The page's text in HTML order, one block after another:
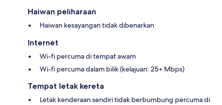
Haiwan peliharaan
Haiwan kesayangan tidak dibenarkan
Internet
Wi-fi percuma di tempat awam
Wi-fi percuma dalam bilik (kelajuan: 25+ Mbps)
Tempat letak kereta
Letak kenderaan sendiri tidak berbumbung percuma di